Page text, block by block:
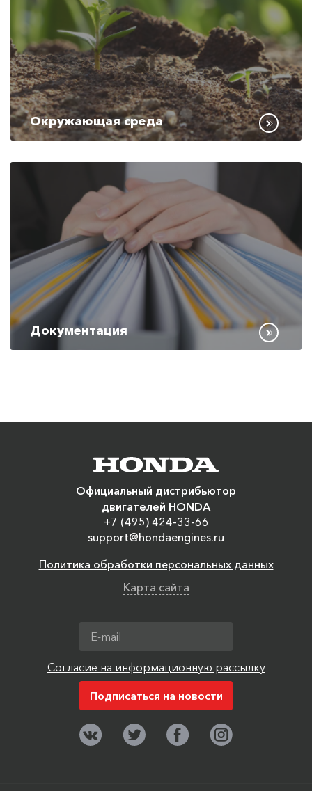
Окружающая среда
Документация
Официальный дистрибьютор
двигателей HONDA
+7 (495) 424-33-66
support@hondaengines.ru
Политика обработки персональных данных
Карта сайта
Согласие на информационную рассылку